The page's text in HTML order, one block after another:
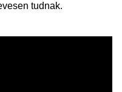
tudnak.